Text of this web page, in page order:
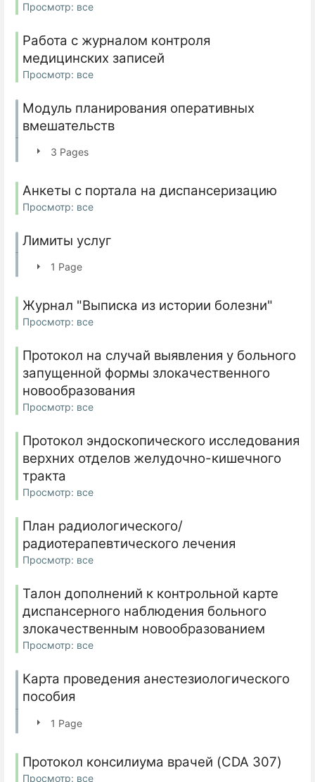
Просмотр: все
Работа с журналом контроля
медицинских записей
Просмотр: все
Модуль планирования оперативных
вмешательств
3 Pages
Анкеты с портала на диспансеризацию
Просмотр: все
Лимиты услуг
1 Page
Журнал "Выписка из истории болезни"
Просмотр: все
Протокол на случай выявления у больного
запущенной формы злокачественного
новообразования
Просмотр: все
Протокол эндоскопического исследования
верхних отделов желудочно-кишечного
тракта
Просмотр: все
План радиологического/
радиотерапевтического лечения
Просмотр: все
Талон дополнений к контрольной карте
диспансерного наблюдения больного
злокачественным новообразованием
Просмотр: все
Карта проведения анестезиологического
пособия
1 Page
Протокол консилиума врачей (CDA 307)
Просмотр: все